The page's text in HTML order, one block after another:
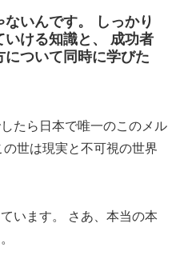
ないんです。 しっかり
ける知識と、 成功者
ついて同時に学びた
たら日本で唯一のこのメル
世は現実と不可視の世界
います。 さあ、本当の本